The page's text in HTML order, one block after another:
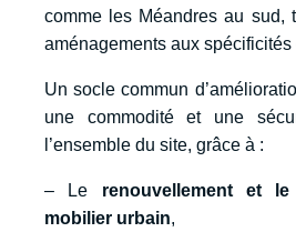
comme les Méandres au sud,
aménagements aux spécificités
Un socle commun
une commodité et une
l’ensemble du site, grâce à :
– Le renouvellement et
mobilier urbain,